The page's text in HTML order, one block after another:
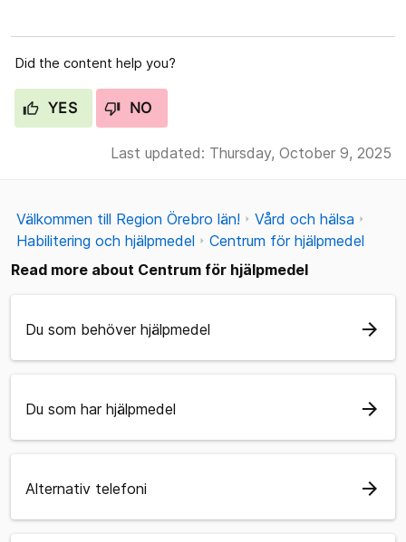
Did the content help you?
YES NO
Last updated: Thursday, October 9, 2025
Välkommen till Region Örebro län!
Vård och hälsa
Habilitering och hjälpmedel
Centrum för hjälpmedel
Read more about Centrum för hjälpmedel
Du som behöver hjälpmedel arrow_forward
Du som har hjälpmedel arrow_forward
Alternativ telefoni arrow_forward